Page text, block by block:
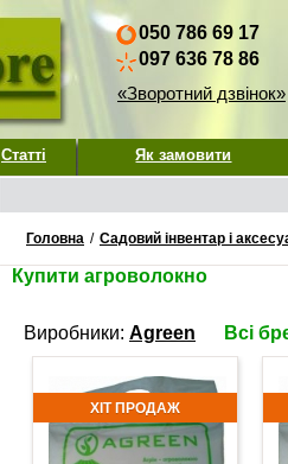
050 786 69 17
097 636 78 86
«Зворотний дзвінок»
Статті Як замовити
Головна / Садовий інвентар і
Купити агроволокно
Виробники: Agreen Всі
ХІТ ПРОДАЖ